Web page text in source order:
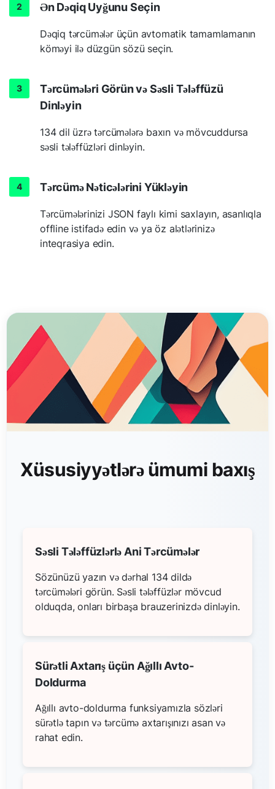
Ən Dəqiq Uyğunu Seçin
Dəqiq tərcümələr üçün avtomatik tamamlamanın
köməyi ilə düzgün sözü seçin.
Tərcümələri Görün və Səsli Tələffüzü
Dinləyin
134 dil üzrə tərcümələrə baxın və mövcuddursa
səsli tələffüzləri dinləyin.
Tərcümə Nəticələrini Yükləyin
Tərcümələrinizi JSON faylı kimi saxlayın, asanlıqla
offline istifadə edin və ya öz alətlərinizə
inteqrasiya edin.
Xüsusiyyətlərə ümumi baxış
Səsli Tələffüzlərlə Ani Tərcümələr
Sözünüzü yazın və dərhal 134 dildə
tərcümələri görün. Səsli tələffüzlər mövcud
olduqda, onları birbaşa brauzerinizdə dinləyin.
Sürətli Axtarış üçün Ağıllı Avto-
Doldurma
Ağıllı avto-doldurma funksiyamızla sözləri
sürətlə tapın və tərcümə axtarışınızı asan və
rahat edin.